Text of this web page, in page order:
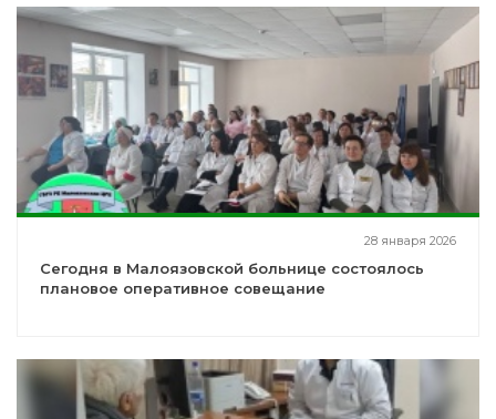
28 января 2026
Сегодня в Малоязовской больнице состоялось
плановое оперативное совещание